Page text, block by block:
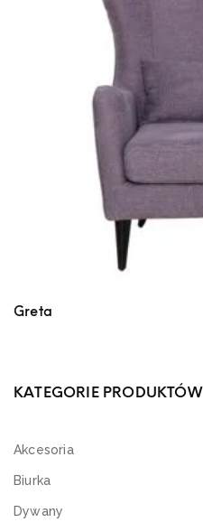
Greta
KATEGORIE PRODUKTÓW
Akcesoria
Biurka
Dywany